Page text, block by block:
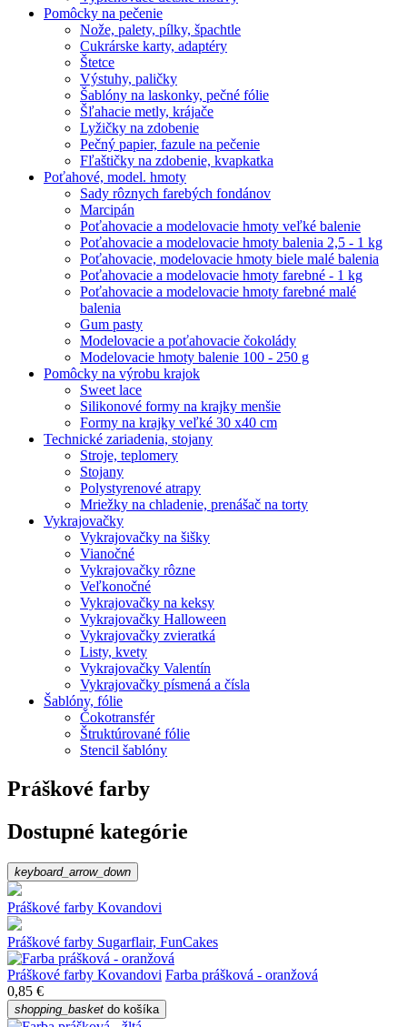
Pomôcky na pečenie
Nože, palety, pílky, špachtle
Cukrárske karty, adaptéry
Štetce
Výstuhy, paličky
Šablóny na laskonky, pečné fólie
Šľahacie metly, krájače
Lyžičky na zdobenie
Pečný papier, fazule na pečenie
Fľaštičky na zdobenie, kvapkatka
Poťahové, model. hmoty
Sady rôznych farebých fondánov
Marcipán
Poťahovacie a modelovacie hmoty veľké balenie
Poťahovacie a modelovacie hmoty balenia 2,5 - 1 kg
Poťahovacie, modelovacie hmoty biele malé balenia
Poťahovacie a modelovacie hmoty farebné - 1 kg
Poťahovacie a modelovacie hmoty farebné malé
balenia
Gum pasty
Modelovacie a poťahovacie čokolády
Modelovacie hmoty balenie 100 - 250 g
Pomôcky na výrobu krajok
Sweet lace
Silikonové formy na krajky menšie
Formy na krajky veľké 30 x40 cm
Technické zariadenia, stojany
Stroje, teplomery
Stojany
Polystyrenové atrapy
Mriežky na chladenie, prenášač na torty
Vykrajovačky
Vykrajovačky na šišky
Vianočné
Vykrajovačky rôzne
Veľkonočné
Vykrajovačky na keksy
Vykrajovačky Halloween
Vykrajovačky zvieratká
Listy, kvety
Vykrajovačky Valentín
Vykrajovačky písmená a čísla
Šablóny, fólie
Čokotransfér
Štruktúrované fólie
Stencil šablóny
Práškové farby
Dostupné kategórie
keyboard_arrow_down
Práškové farby Kovandovi
Práškové farby Sugarflair, FunCakes
Práškové farby Kovandovi Farba prášková - oranžová
0,85 €
shopping_basket do košíka